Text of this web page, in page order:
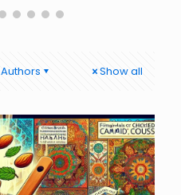
Authors Show all